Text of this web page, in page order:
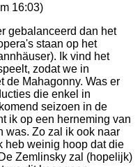
16:03)
gebalanceerd dan het
staan op het
Ik vind het
zodat we in
de Mahagonny. Was er
die enkel in
seizoen in de
ik op een herneming van
was. Zo zal ik ook naar
heb weinig hoop dat die
Zemlinsky zal (hopelijk)